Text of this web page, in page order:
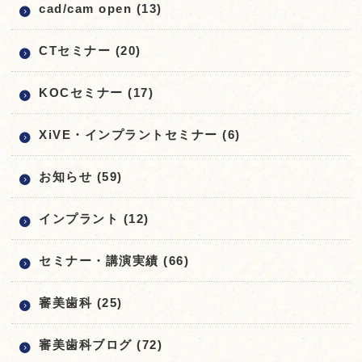
cad/cam open (13)
CTセミナー (20)
KOCセミナー (17)
XiVE・インプラントセミナー (6)
お知らせ (59)
インプラント (12)
セミナー・講演実績 (66)
審美歯科 (25)
審美歯科ブログ (72)